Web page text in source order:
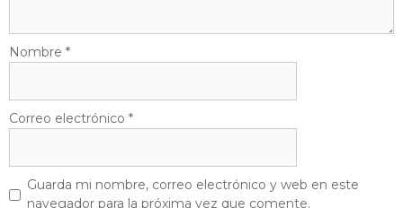
Nombre *
Correo electrónico *
Guarda mi nombre, correo electrónico y web en este
navegador para la próxima vez que comente.